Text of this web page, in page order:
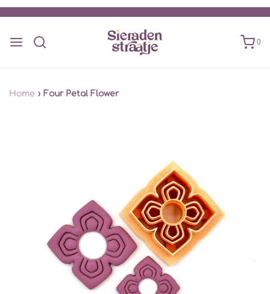
0
Home › Four Petal Flower